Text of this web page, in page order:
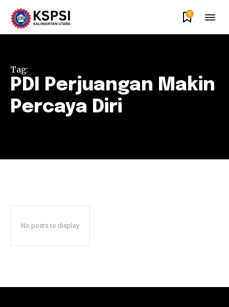
0
Tag:
PDI Perjuangan Makin
Percaya Diri
No posts to display